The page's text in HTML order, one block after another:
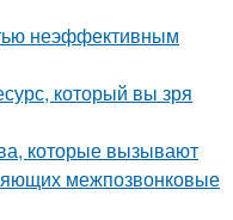
неэффективным
который вы зря
которые вызывают
межпозвонковые